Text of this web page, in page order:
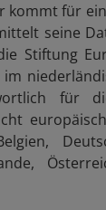
kommt für
seine
Stiftung
für